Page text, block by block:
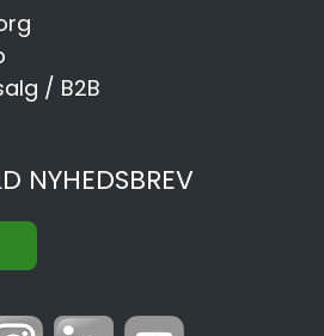
/ B2B
NYHEDSBREV